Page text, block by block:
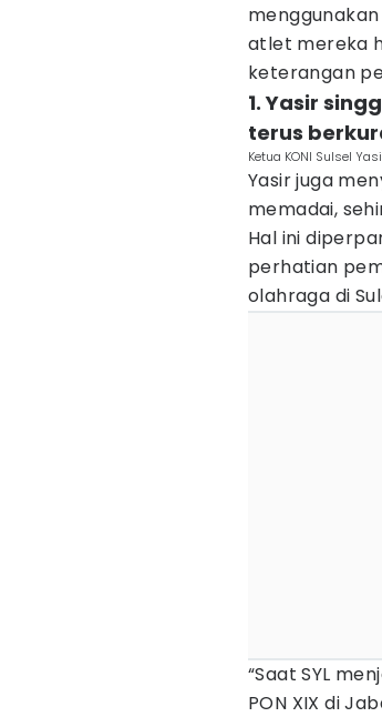
atlet mereka
keterangan
1. Yasir
terus
Ketua KONI Sulsel
Yasir juga
memadai,
Hal ini
perhatian
olahraga di
“Saat SYL
PON XIX di